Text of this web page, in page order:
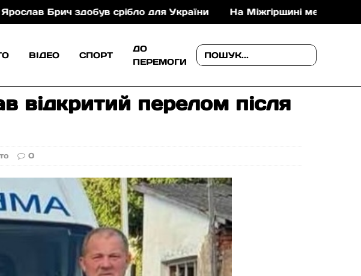
срібло для України На Міжгірщині медики врятували 35-
ВІДЕО СПОРТ
ДО
ПЕРЕМОГИ
відкритий перелом після
0